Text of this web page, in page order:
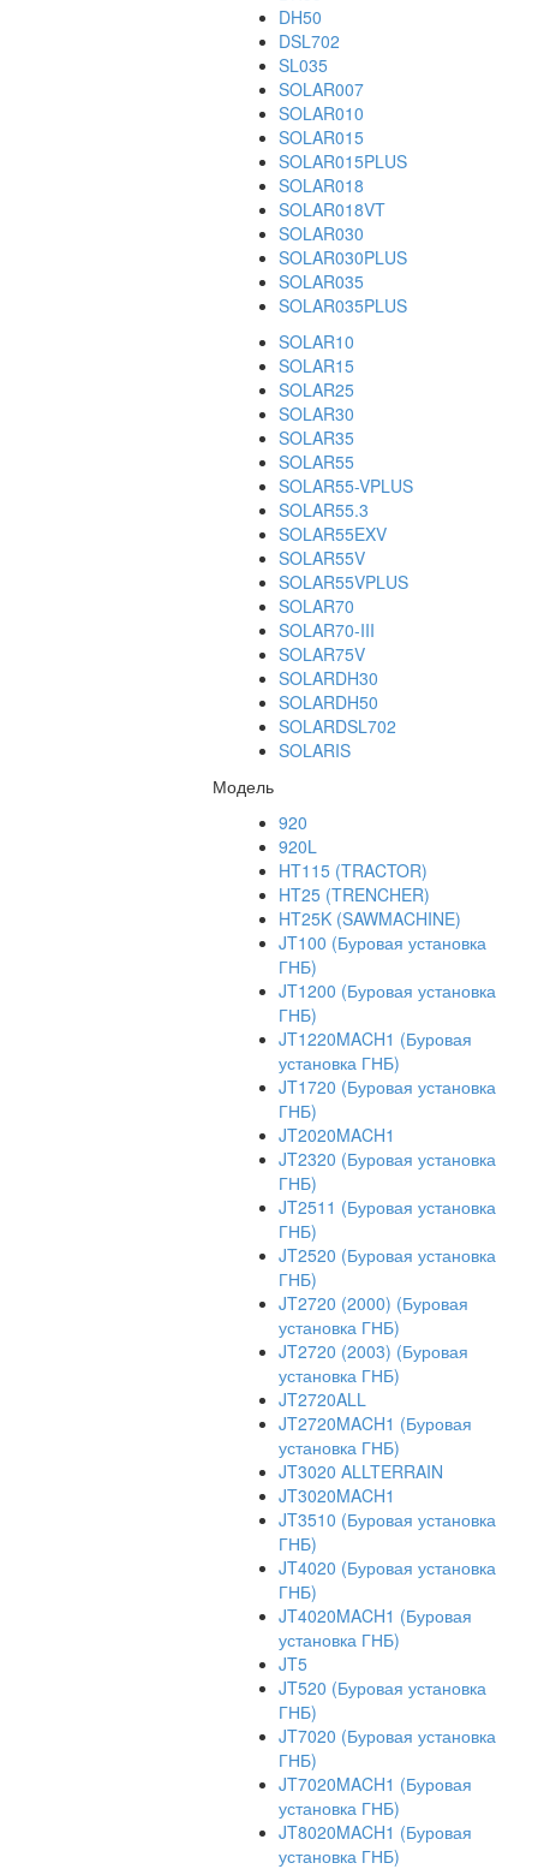
DH50
DSL702
SL035
SOLAR007
SOLAR010
SOLAR015
SOLAR015PLUS
SOLAR018
SOLAR018VT
SOLAR030
SOLAR030PLUS
SOLAR035
SOLAR035PLUS
SOLAR10
SOLAR15
SOLAR25
SOLAR30
SOLAR35
SOLAR55
SOLAR55-VPLUS
SOLAR55.3
SOLAR55EXV
SOLAR55V
SOLAR55VPLUS
SOLAR70
SOLAR70-III
SOLAR75V
SOLARDH30
SOLARDH50
SOLARDSL702
SOLARIS
Модель
920
920L
HT115 (TRACTOR)
HT25 (TRENCHER)
HT25K (SAWMACHINE)
JT100 (Буровая установка
ГНБ)
JT1200 (Буровая установка
ГНБ)
JT1220MACH1 (Буровая
установка ГНБ)
JT1720 (Буровая установка
ГНБ)
JT2020MACH1
JT2320 (Буровая установка
ГНБ)
JT2511 (Буровая установка
ГНБ)
JT2520 (Буровая установка
ГНБ)
JT2720 (2000) (Буровая
установка ГНБ)
JT2720 (2003) (Буровая
установка ГНБ)
JT2720ALL
JT2720MACH1 (Буровая
установка ГНБ)
JT3020 ALLTERRAIN
JT3020MACH1
JT3510 (Буровая установка
ГНБ)
JT4020 (Буровая установка
ГНБ)
JT4020MACH1 (Буровая
установка ГНБ)
JT5
JT520 (Буровая установка
ГНБ)
JT7020 (Буровая установка
ГНБ)
JT7020MACH1 (Буровая
установка ГНБ)
JT8020MACH1 (Буровая
установка ГНБ)